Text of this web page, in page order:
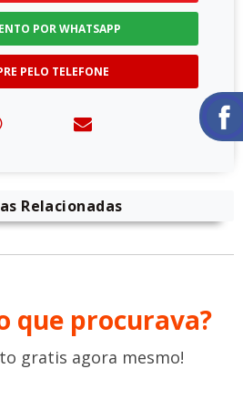
POR WHATSAPP
PELO TELEFONE
Relacionadas
que procurava?
gratis agora mesmo!